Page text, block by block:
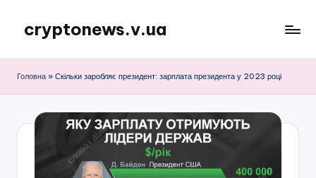
Перейти
вмісту
cryptonews.v.ua
криптовалют,
курси,
гайди.
Головна » Скільки заробляє президент: зарплата президента у 2023 році